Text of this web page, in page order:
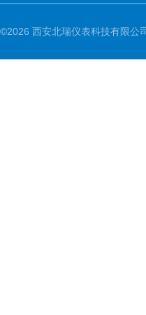
©2026 西安北瑞仪表科技有限公